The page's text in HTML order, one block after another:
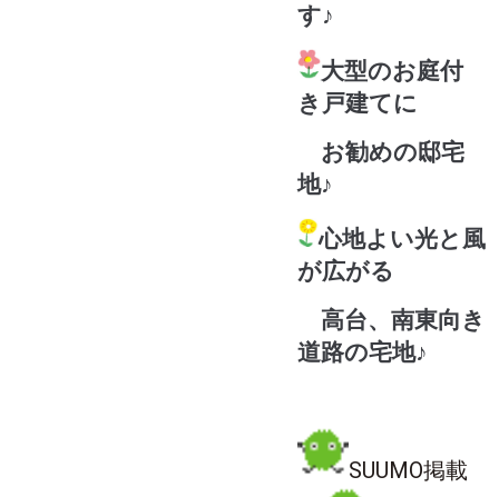
す♪
大型のお庭付
き戸建てに
お勧めの邸宅
地♪
心地よい光と風
が広がる
高台、南東向き
道路の宅地♪
SUUMO掲載